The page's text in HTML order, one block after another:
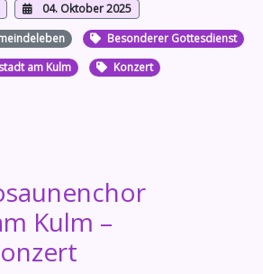
04. Oktober 2025
Besonderer Gottesdienst
am Kulm
Konzert
Kulm –